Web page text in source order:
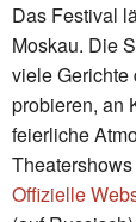
Das Festival
Moskau. Die
viele Gerichte
probieren, an
feierliche
Offizielle